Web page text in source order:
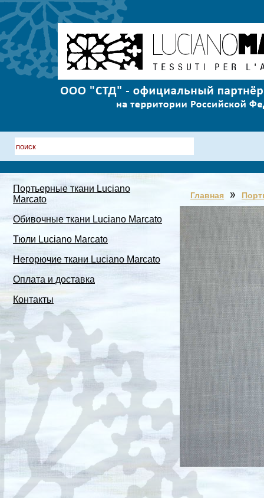
Портьерные ткани Luciano
Marcato
Обивочные ткани Luciano Marcato
Тюли Luciano Marcato
Негорючие ткани Luciano Marcato
Оплата и доставка
Контакты
Главная